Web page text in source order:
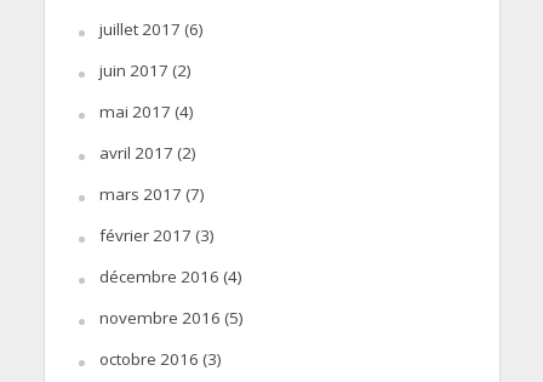
juillet 2017 (6)
juin 2017 (2)
mai 2017 (4)
avril 2017 (2)
mars 2017 (7)
février 2017 (3)
décembre 2016 (4)
novembre 2016 (5)
octobre 2016 (3)